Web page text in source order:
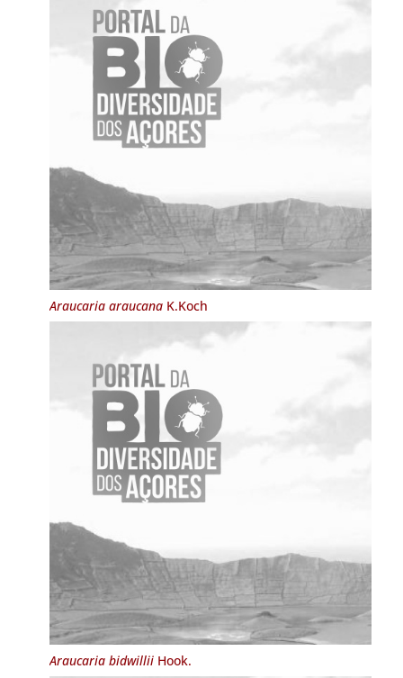
Araucaria araucanaK.Koch
Araucaria bidwilliiHook.